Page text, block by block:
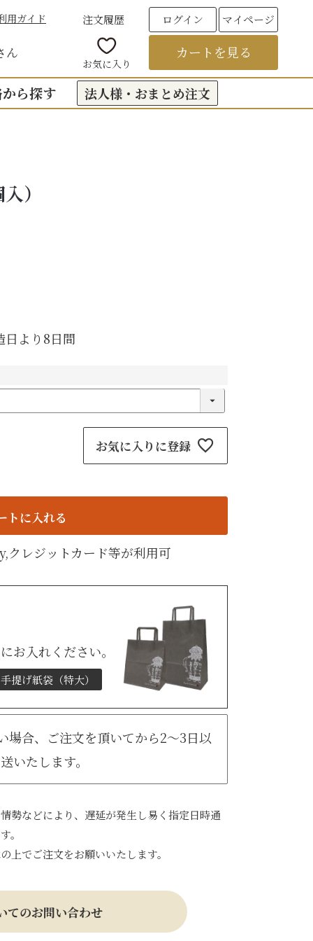
用ガイド
ん
注文履歴 ログイン マイページ
お気に入り
カートを見る
要のお返し（引き出物）
ら探す
台の贈りもの
〜
法人様・おまとめ注文
）
日より8日間
お気に入りに登録
トに入れる
クレジットカード等が利用可
お入れください。
手提げ紙袋（特大）
場合、ご注文を頂いてから2～3日以
いたします。
勢などにより、遅延が発生し易く指定日時通
。
上でご注文をお願いいたします。
てのお問い合わせ